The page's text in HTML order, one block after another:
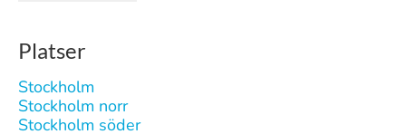
Platser
Stockholm
Stockholm norr
Stockholm söder